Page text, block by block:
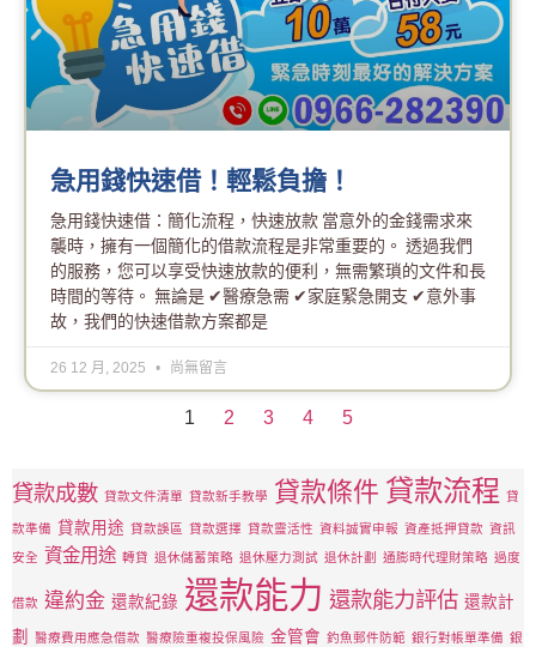
急用錢快速借！輕鬆負擔！
急用錢快速借：簡化流程，快速放款 當意外的金錢需求來
襲時，擁有一個簡化的借款流程是非常重要的。 透過我們
的服務，您可以享受快速放款的便利，無需繁瑣的文件和長
時間的等待。 無論是 ✔醫療急需 ✔家庭緊急開支 ✔意外事
故，我們的快速借款方案都是
26 12 月, 2025 尚無留言
1 2 3 4 5
貸款成數 貸款文件清單 貸款新手教學 貸款條件 貸款流程 貸
款準備 貸款用途 貸款誤區 貸款選擇 貸款靈活性 資料誠實申報 資產抵押貸款 資訊
安全 資金用途 轉貸 退休儲蓄策略 退休壓力測試 退休計劃 通膨時代理財策略 過度
借款 違約金 還款紀錄 還款能力 還款能力評估 還款計
劃 醫療費用應急借款 醫療險重複投保風險 金管會 釣魚郵件防範 銀行對帳單準備 銀